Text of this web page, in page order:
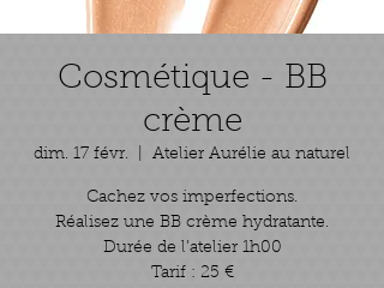
Cosmétique - BB
crème
dim. 17 févr. Atelier Aurélie au naturel
Cachez vos imperfections.
Réalisez une BB crème hydratante.
Durée de l’atelier 1h00
Tarif : 25 €